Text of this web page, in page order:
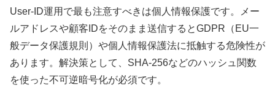
User-ID運用で最も注意すべきは個人情報保護です。メー
ルアドレスや顧客IDをそのまま送信するとGDPR（EU一
般データ保護規則）や個人情報保護法に抵触する危険性が
あります。解決策として、SHA-256などのハッシュ関数
を使った不可逆暗号化が必須です。